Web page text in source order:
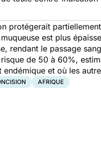
protégerait
est plus
rendant le passage
de 50 à 60%,
et où les
AFRIQUE